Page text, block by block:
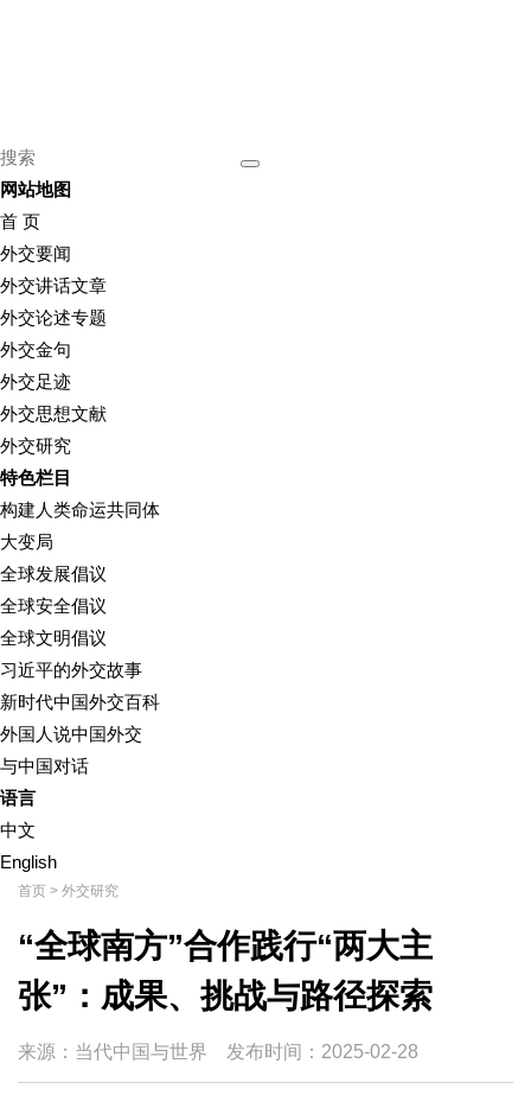
网站地图
首 页
外交要闻
外交讲话文章
外交论述专题
外交金句
外交足迹
外交思想文献
外交研究
特色栏目
构建人类命运共同体
大变局
全球发展倡议
全球安全倡议
全球文明倡议
习近平的外交故事
新时代中国外交百科
外国人说中国外交
与中国对话
语言
中文
English
首页 > 外交研究
“全球南方”合作践行“两大主
张”：成果、挑战与路径探索
来源：当代中国与世界 发布时间： 2025-02-28